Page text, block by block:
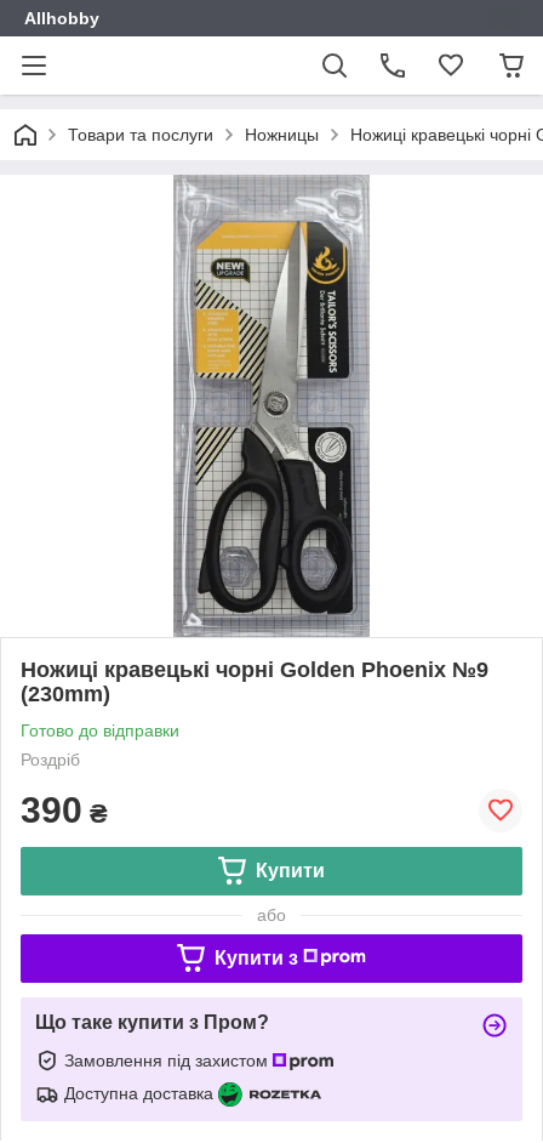
Allhobby
Товари та послуги Ножницы Ножиці кравецькі
Ножиці кравецькі чорні Golden Phoenix №9
(230mm)
Готово до відправки
Роздріб
390 ₴
Купити
або
Купити з
Що таке купити з Пром?
Замовлення під захистом
Доступна доставка